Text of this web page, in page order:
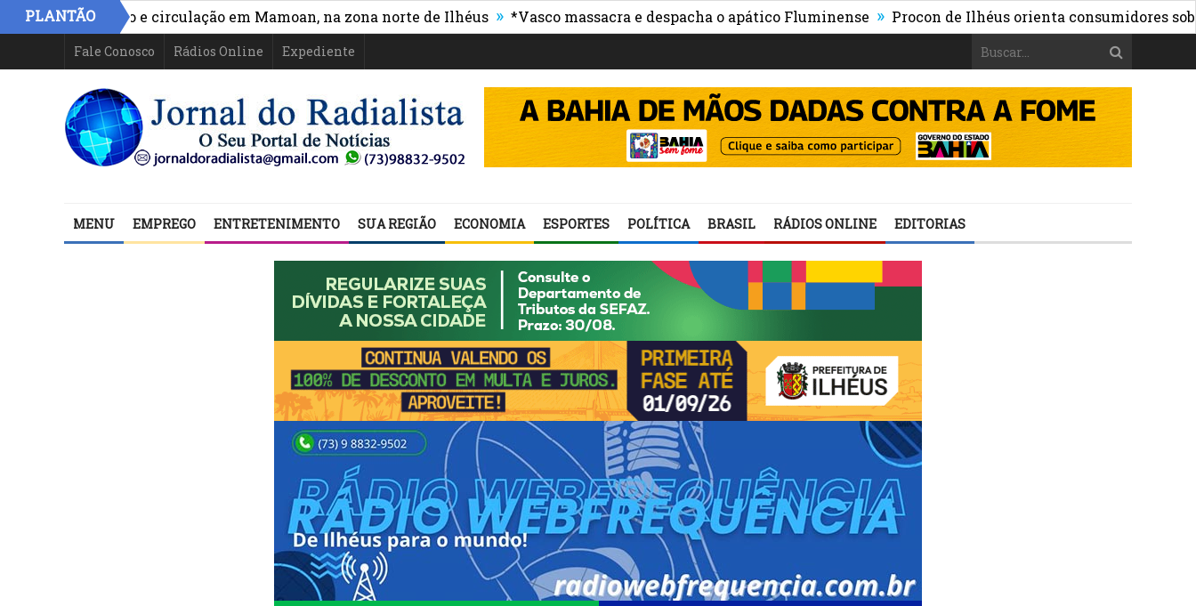
PLANTÃO
acesso e circulação em Mamoan, na zona norte de Ilhéus » *Vasco massacra e despacha o apático Fluminense » Procon de Ilhéus orienta consumidores sobre os
Fale Conosco Rádios Online Expediente
MENU EMPREGO ENTRETENIMENTO SUA REGIÃO ECONOMIA ESPORTES POLÍTICA BRASIL RÁDIOS ONLINE EDITORIAS